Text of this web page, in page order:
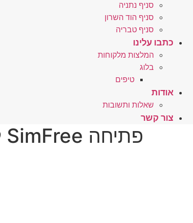
סניף נתניה
סניף הוד השרון
סניף טבריה
כתבו עלינו
המלצות מלקוחות
בלוג
טיפים
אודות
שאלות ותשובות
צור קשר
פתיחה SimFree לסמסונג Z720 – לחץ כאן